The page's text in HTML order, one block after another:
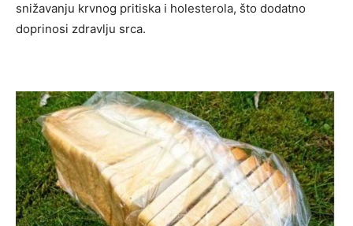
snižavanju krvnog pritiska i holesterola, što dodatno
doprinosi zdravlju srca.